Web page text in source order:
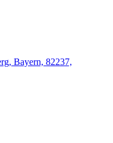
Bayern, 82237,